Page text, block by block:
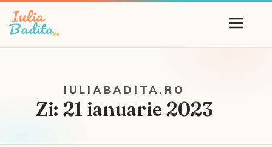
IULIABADITA.RO
Zi: 21 ianuarie 2023